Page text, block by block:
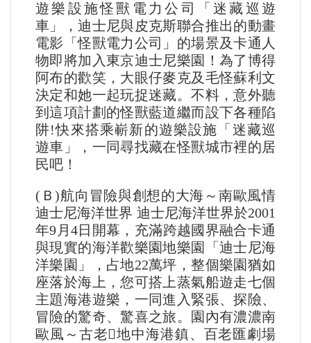
遊樂設施怪獸電力公司「迷藏巡遊
車」，迪士尼與皮克斯聯合推出的動畫
電影「怪獸電力公司」的場景及卡通人
物即將加入東京迪士尼樂園！為了博得
阿布的歡笑，大眼仔麥克及毛怪蘇利文
決定和她一起玩捉迷藏。不料，意外聽
到這項計劃的怪獸藍道繼而設下各種陷
阱!快來搭乘嶄新的遊樂設施「迷藏巡
遊車」，一同尋找藏在怪獸城市裡的居
民吧！
(Ｂ)航向冒險與創想的大海～南歐風情
迪士尼海洋世界 迪士尼海洋世界於2001
年9月4日開幕，充滿跨越國界融合卡通
與現實的海洋歡樂園地樂園「迪士尼海
洋樂園」，占地22萬坪，整個樂園猶如
座落於海上，您可搭上蒸氣船遊走七個
主題海港遊樂，一同進入緊張、探險、
冒險的驚奇、驚喜之旅。園內有濃濃南
歐風～古老地中海港鎮、百老匯劇場